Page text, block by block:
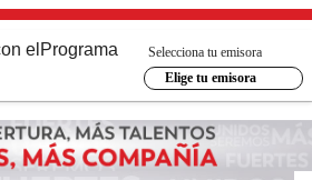
el Programa
Selecciona tu emisora
Elige tu emisora